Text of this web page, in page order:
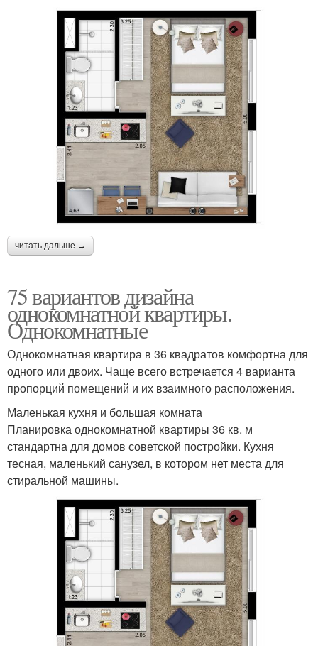
читать дальше →
75 вариантов дизайна
однокомнатной квартиры.
Однокомнатные
Однокомнатная квартира в 36 квадратов комфортна для
одного или двоих. Чаще всего встречается 4 варианта
пропорций помещений и их взаимного расположения.
Маленькая кухня и большая комната
Планировка однокомнатной квартиры 36 кв. м
стандартна для домов советской постройки. Кухня
тесная, маленький санузел, в котором нет места для
стиральной машины.